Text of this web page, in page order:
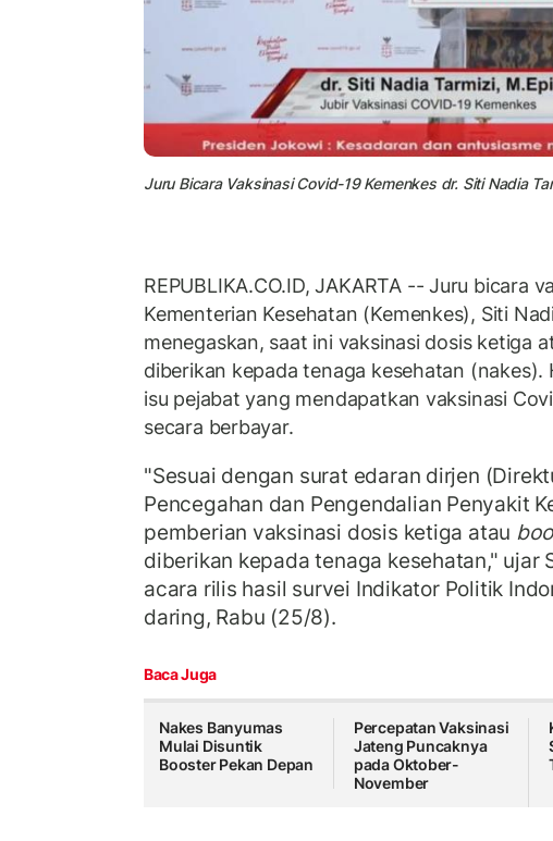
Juru Bicara Vaksinasi Covid-19 Kemenkes dr. Siti Nadia
REPUBLIKA.CO.ID, JAKARTA -- Juru bicara
Kementerian Kesehatan (Kemenkes), Siti
menegaskan, saat ini vaksinasi dosis ketiga
diberikan kepada tenaga kesehatan (nakes).
isu pejabat yang mendapatkan vaksinasi
secara berbayar.
"Sesuai dengan surat edaran dirjen
Pencegahan dan Pengendalian Penyakit
pemberian vaksinasi dosis ketiga atau
diberikan kepada tenaga kesehatan," ujar
acara rilis hasil survei Indikator Politik
daring, Rabu (25/8).
Baca Juga
Nakes Banyumas
Mulai Disuntik
Booster Pekan Depan
Percepatan Vaksinasi
Jateng Puncaknya
pada Oktober-
November